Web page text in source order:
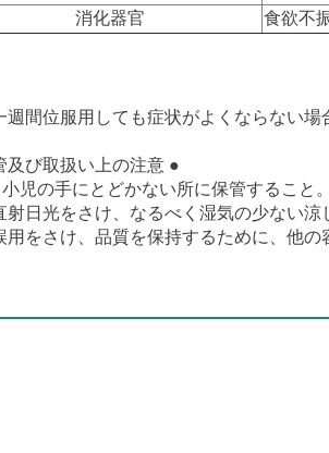
消化器官
食欲不
間位服用しても症状がよくならない場
及び取扱い上の注意 ●
児の手にとどかない所に保管すること
日光をさけ、なるべく湿気の少ない涼
をさけ、品質を保持するために、他の